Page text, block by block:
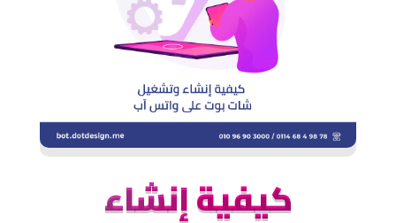
كيفية إنشاء